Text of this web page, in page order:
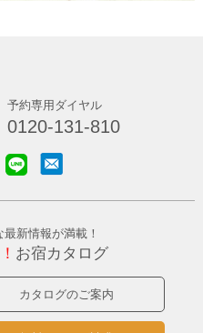
予約専用ダイヤル
0120-131-810
最新情報が満載！
お宿カタログ
カタログのご案内